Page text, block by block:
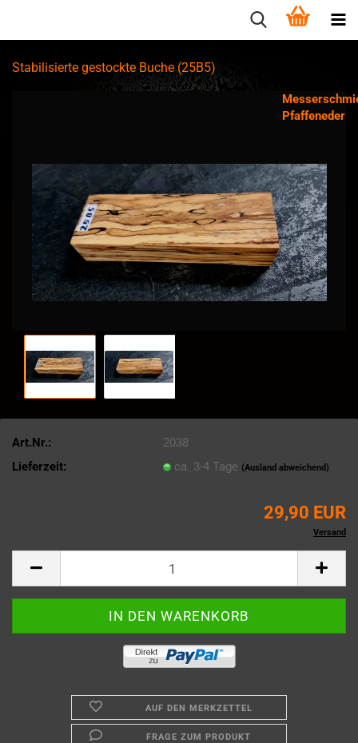
Stabilisierte gestockte Buche (25B5)
Pfaffeneder
Art.Nr.:
2038
Lieferzeit:
ca. 3-4 Tage (Ausland abweichend)
29,90 EUR
Versand
AUF DEN MERKZETTEL
FRAGE ZUM PRODUKT